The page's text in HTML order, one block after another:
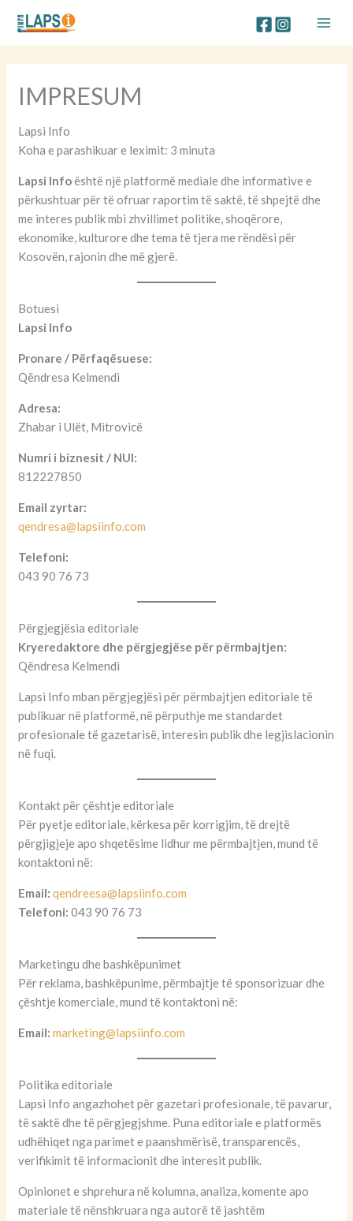
content
IMPRESUM
Lapsi Info
Koha e parashikuar e leximit: 3 minuta
Lapsi Infoështë një platformë mediale dhe informative e
përkushtuar për të ofruar raportim të saktë, të shpejtë dhe
me interes publik mbi zhvillimet politike, shoqërore,
ekonomike, kulturore dhe tema të tjera me rëndësi për
Kosovën, rajonin dhe më gjerë.
Botuesi
Lapsi Info
Pronare / Përfaqësuese:
Qëndresa Kelmendi
Adresa:
Zhabar i Ulët, Mitrovicë
Numri i biznesit / NUI:
812227850
Email zyrtar:
qendresa@lapsiinfo.com
Telefoni:
043 90 76 73
Përgjegjësia editoriale
Kryeredaktore dhe përgjegjëse për përmbajtjen:
Qëndresa Kelmendi
Lapsi Info mban përgjegjësi për përmbajtjen editoriale të
publikuar në platformë, në përputhje me standardet
profesionale të gazetarisë, interesin publik dhe legjislacionin
në fuqi.
Kontakt për çështje editoriale
Për pyetje editoriale, kërkesa për korrigjim, të drejtë
përgjigjeje apo shqetësime lidhur me përmbajtjen, mund të
kontaktoni në:
Email: qendreesa@lapsiinfo.com
Telefoni: 043 90 76 73
Marketingu dhe bashkëpunimet
Për reklama, bashkëpunime, përmbajtje të sponsorizuar dhe
çështje komerciale, mund të kontaktoni në:
Email: marketing@lapsiinfo.com
Politika editoriale
Lapsi Info angazhohet për gazetari profesionale, të pavarur,
të saktë dhe të përgjegjshme. Puna editoriale e platformës
udhëhiqet nga parimet e paanshmërisë, transparencës,
verifikimit të informacionit dhe interesit publik.
Opinionet e shprehura në kolumna, analiza, komente apo
materiale të nënshkruara nga autorë të jashtëm